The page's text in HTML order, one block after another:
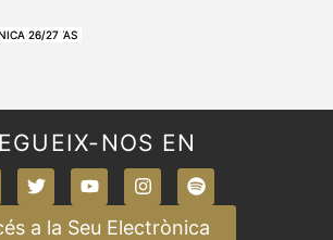
ORQUESTAS
ORQUESTAS
ORQUESTAS
ORQUESTAS
26/27
26/27
26/27
26/27
NOS EN
a la Seu Electrònica